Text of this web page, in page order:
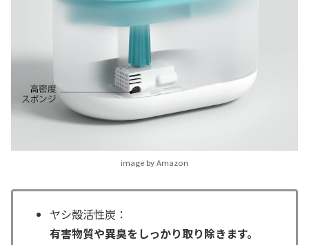
image by Amazon
ヤシ殻活性炭：
有害物質や異臭をしっかり取り除きます。